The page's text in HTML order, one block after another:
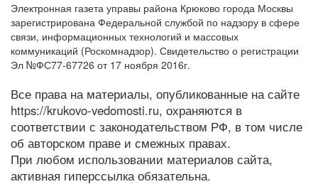
Электронная газета управы района Крюково города Москвы
зарегистрирована Федеральной службой по надзору в сфере
связи, информационных технологий и массовых
коммуникаций (Роскомнадзор). Свидетельство о регистрации
Эл №ФС77-67726 от 17 ноября 2016г.
Все права на материалы, опубликованные на сайте
https://krukovo-vedomosti.ru, охраняются в
соответствии с законодательством РФ, в том числе
об авторском праве и смежных правах.
При любом использовании материалов сайта,
активная гиперссылка обязательна.